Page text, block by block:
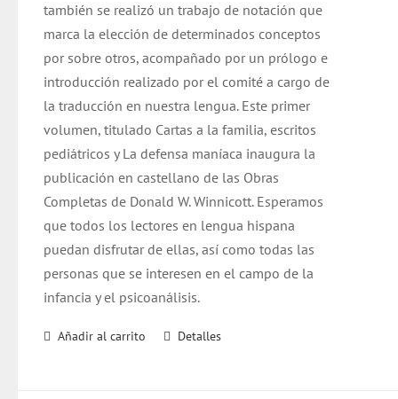
también se realizó un trabajo de notación que
marca la elección de determinados conceptos
por sobre otros, acompañado por un prólogo e
introducción realizado por el comité a cargo de
la traducción en nuestra lengua. Este primer
volumen, titulado Cartas a la familia, escritos
pediátricos y La defensa maníaca inaugura la
publicación en castellano de las Obras
Completas de Donald W. Winnicott. Esperamos
que todos los lectores en lengua hispana
puedan disfrutar de ellas, así como todas las
personas que se interesen en el campo de la
infancia y el psicoanálisis.
Añadir al carrito Detalles